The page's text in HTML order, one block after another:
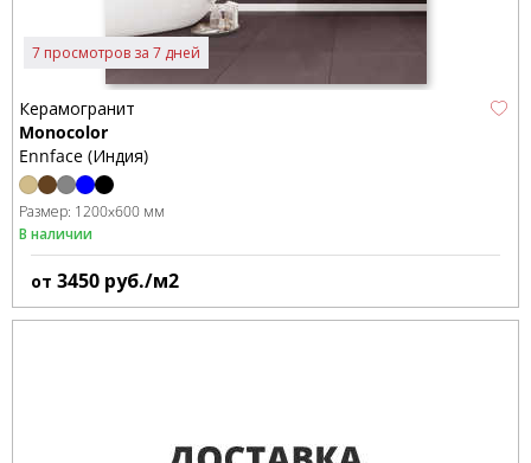
7 просмотров за 7 дней
Керамогранит
Monocolor
Ennface (Индия)
Размер: 1200x600 мм
В наличии
от 3450 руб./м2